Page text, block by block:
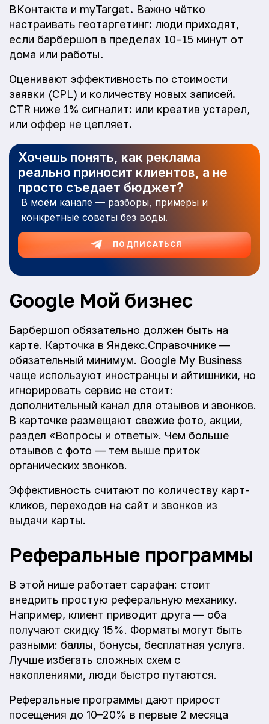
ВКонтакте и myTarget. Важно чётко
настраивать геотаргетинг: люди приходят,
если барбершоп в пределах 10–15 минут от
дома или работы.
Оценивают эффективность по стоимости
заявки (CPL) и количеству новых записей.
CTR ниже 1% сигналит: или креатив устарел,
или оффер не цепляет.
Хочешь понять, как реклама
реально приносит клиентов, а не
просто съедает бюджет?
В моём канале — разборы, примеры и
конкретные советы без воды.
ПОДПИСАТЬСЯ
Google Мой бизнес
Барбершоп обязательно должен быть на
карте. Карточка в Яндекс.Справочнике —
обязательный минимум. Google My Business
чаще используют иностранцы и айтишники, но
игнорировать сервис не стоит:
дополнительный канал для отзывов и звонков.
В карточке размещают свежие фото, акции,
раздел «Вопросы и ответы». Чем больше
отзывов с фото — тем выше приток
органических звонков.
Эффективность считают по количеству карт-
кликов, переходов на сайт и звонков из
выдачи карты.
Реферальные программы
В этой нише работает сарафан: стоит
внедрить простую реферальную механику.
Например, клиент приводит друга — оба
получают скидку 15%. Форматы могут быть
разными: баллы, бонусы, бесплатная услуга.
Лучше избегать сложных схем с
накоплениями, люди быстро путаются.
Реферальные программы дают прирост
посещения до 10–20% в первые 2 месяца